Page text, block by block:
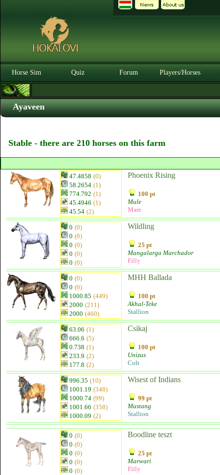
Horse Sim Quiz Forum Players/Horses
Ayaveen
Stable - there are 210 horses on this farm
47.4858 (0)
58.2654 (1)
774.792 (1)
45.4946 (1)
45.54 (2)
Phoenix Rising
100 pt
Mule
Mare
0 (0)
0 (0)
0 (0)
0 (0)
0 (0)
Wildling
25 pt
Mangalarga Marchador
Filly
0 (0)
0 (0)
1000.85 (449)
2000 (211)
2000 (460)
MHH Ballada
100 pt
Akhal-Teke
Stallion
63.06 (1)
666.6 (5)
0.738 (1)
233.9 (2)
177.8 (2)
Csikaj
100 pt
Unizus
Colt
996.35 (10)
1001.19 (348)
1000.74 (99)
1001.66 (358)
1000.09 (2)
Wisest of Indians
99 pt
Mustang
Stallion
0 (0)
0 (0)
0 (0)
0 (0)
0 (0)
Boodline teszt
25 pt
Marwari
Filly